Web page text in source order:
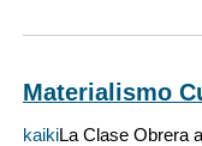
Materialismo
kaikiLa Clase Obrera